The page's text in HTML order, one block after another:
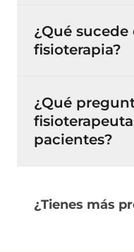
¿Qué
fisioterapia?
¿Qué
pacientes?
¿Tienes más